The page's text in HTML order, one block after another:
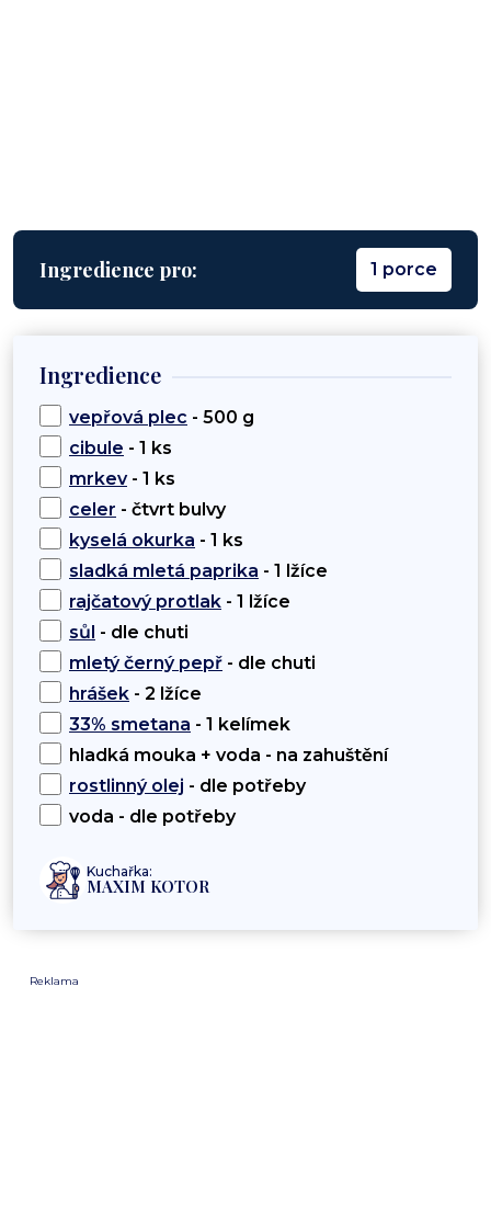
Ingredience pro: 1 porce
Ingredience
vepřová plec - 500 g
cibule - 1 ks
mrkev- 1 ks
celer - čtvrt bulvy
kyselá okurka - 1 ks
sladká mletá paprika - 1 lžíce
rajčatový protlak - 1 lžíce
sůl - dle chuti
mletý černý pepř - dle chuti
hrášek - 2 lžíce
33% smetana - 1 kelímek
hladká mouka + voda - na zahuštění
rostlinný olej - dle potřeby
voda - dle potřeby
Kuchařka:
MAXIM KOTOR
Reklama